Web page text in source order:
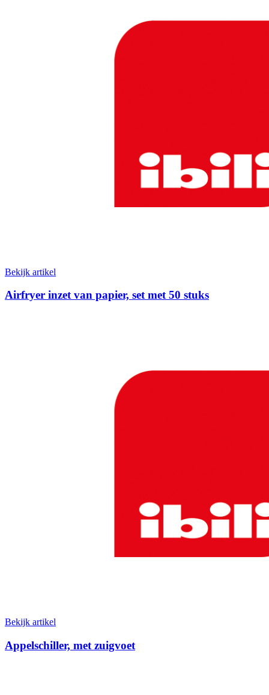
Bekijk artikel
Airfryer inzet van papier, set met 50 stuks
Bekijk artikel
Appelschiller, met zuigvoet